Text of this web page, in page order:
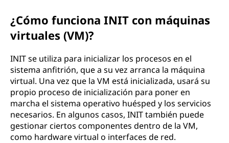
¿Cómo funciona INIT con máquinas
virtuales (VM)?
INIT se utiliza para inicializar los procesos en el
sistema anfitrión, que a su vez arranca la máquina
virtual. Una vez que la VM está inicializada, usará su
propio proceso de inicialización para poner en
marcha el sistema operativo huésped y los servicios
necesarios. En algunos casos, INIT también puede
gestionar ciertos componentes dentro de la VM,
como hardware virtual o interfaces de red.